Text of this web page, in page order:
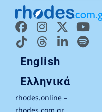
English
Ελληνικά
rhodes.online –